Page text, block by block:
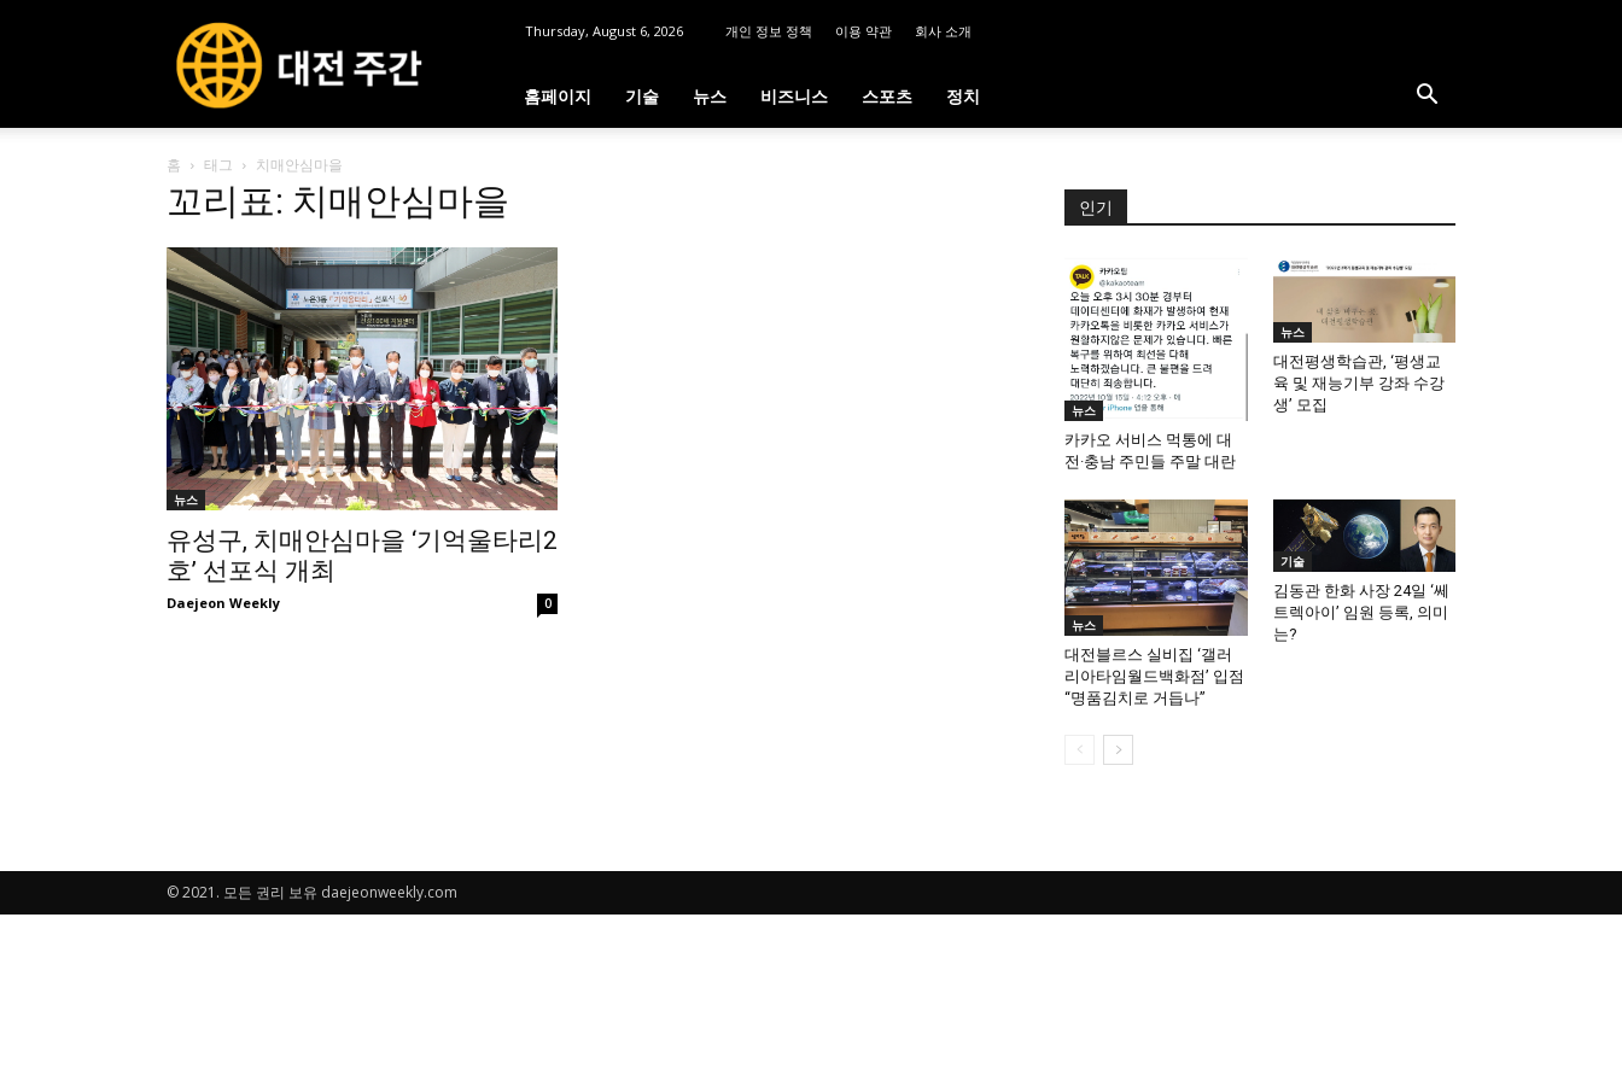
전
주
Thursday, August 6, 2026 개인 정보 정책 이용 약관 회사 소개
홈페이지 기술 뉴스 비즈니스 스포츠 정치
홈 태그 치매안심마을
꼬리표: 치매안심마을
뉴스
유성구, 치매안심마을 ‘기억울타리2
호’ 선포식 개최
Daejeon Weekly 0
인기
뉴스
카카오 서비스 먹통에 대
전·충남 주민들 주말 대란
뉴스
대전평생학습관, ‘평생교
육 및 재능기부 강좌 수강
생’ 모집
뉴스
대전블르스 실비집 ‘갤러
리아타임월드백화점’ 입점
“명품김치로 거듭나”
기술
김동관 한화 사장 24일 ‘쎄
트렉아이’ 임원 등록, 의미
는?
© 2021. 모든 권리 보유 daejeonweekly.com